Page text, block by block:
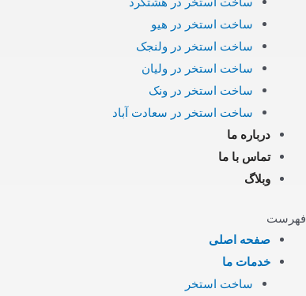
ساخت استخر در هیو
ساخت استخر در ولنجک
ساخت استخر در ولیان
ساخت استخر در ونک
ساخت استخر در سعادت آباد
درباره ما
تماس با ما
وبلاگ
فهرست
صفحه اصلی
خدمات ما
ساخت استخر